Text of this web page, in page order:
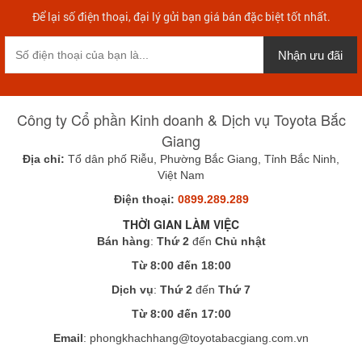
Để lại số điện thoại, đại lý gửi bạn giá bán đặc biệt tốt nhất.
Nhận ưu đãi
Công ty Cổ phần Kinh doanh & Dịch vụ Toyota Bắc
Giang
Địa chỉ: Tổ dân phố Riễu, Phường Bắc Giang, Tỉnh Bắc Ninh,
Việt Nam
Điện thoại: 0899.289.289
THỜI GIAN LÀM VIỆC
Bán hàng: Thứ 2đến Chủ nhật
Từ 8:00 đến 18:00
Dịch vụ: Thứ 2 đến Thứ 7
Từ 8:00 đến 17:00
Email: phongkhachhang@toyotabacgiang.com.vn